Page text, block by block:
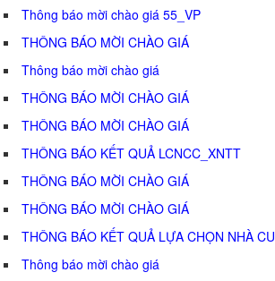
Thông báo mời chào giá 55_VP
THÔNG BÁO MỜI CHÀO GIÁ
Thông báo mời chào giá
THÔNG BÁO MỜI CHÀO GIÁ
THÔNG BÁO MỜI CHÀO GIÁ
THÔNG BÁO KẾT QUẢ LCNCC_XNTT
THÔNG BÁO MỜI CHÀO GIÁ
THÔNG BÁO MỜI CHÀO GIÁ
THÔNG BÁO KẾT QUẢ LỰA CHỌN NHÀ
Thông báo mời chào giá